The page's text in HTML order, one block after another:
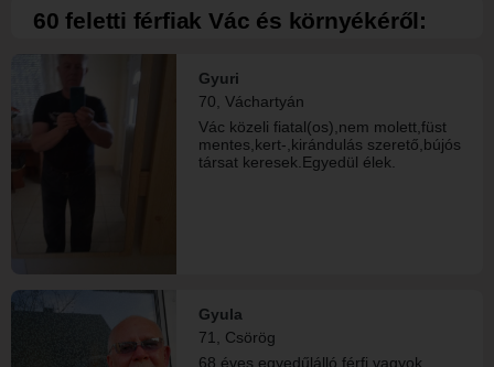
sajnos ) ! ? Erzso - ( Erzsébet )
60 feletti férfiak Vác és környékéről:
Gyuri
70, Váchartyán
Vác közeli fiatal(os),nem molett,füst
mentes,kert-,kirándulás szerető,bújós
társat keresek.Egyedül élek.
Gyula
71, Csörög
68 éves egyedűlálló férfi vagyok